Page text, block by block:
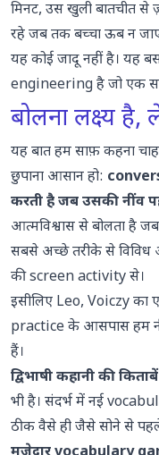
मिनट, उस खुली बातचीत से
रहे जब तक बच्चा ऊब न
यह कोई जादू नहीं है। यह
engineering है जो एक
बोलना लक्ष्य है,
यह बात हम साफ़ कहना
छुपाना आसान हो:
करती है जब उसकी नींव
आत्मविश्वास से बोलता है
सबसे अच्छे तरीके से विविध
की screen activity से।
इसीलिए Leo, Voiczy का
practice के आसपास हम
हैं।
द्विभाषी कहानी की किताबें
भी है। संदर्भ में नई
ठीक वैसे ही जैसे सोने से पहले